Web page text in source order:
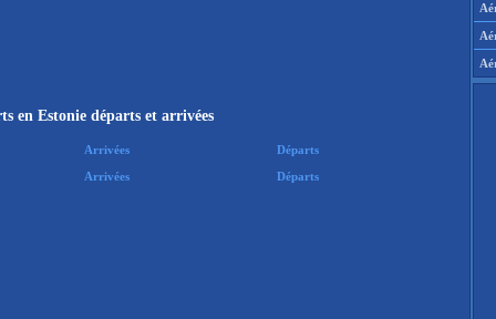
en Estonie départs et arrivées
Arrivées
Départs
Arrivées Départs